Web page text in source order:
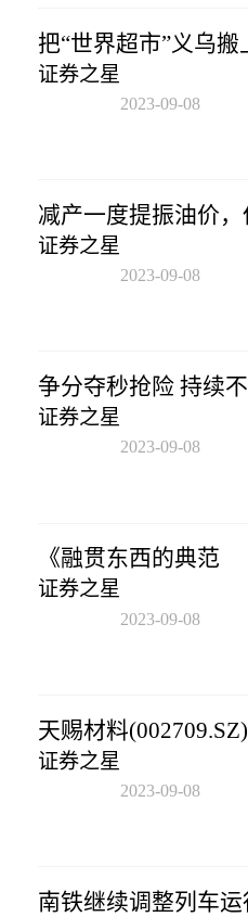
把“世界超市”义乌
证券之星
2023-09-08
减产一度提振油价
证券之星
2023-09-08
争分夺秒抢险 持续
证券之星
2023-09-08
《融贯东西的典范
证券之星
2023-09-08
天赐材料
证券之星
2023-09-08
南铁继续调整列车运